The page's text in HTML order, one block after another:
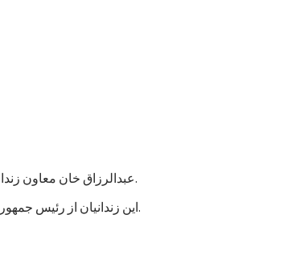
عبدالرزاق خان معاون زندان هلمند به بی‌بی‌سی گفت که نزدیک به هزار زندانی در این زندان اعتصاب غذایی کردند.
این زندانیان از رئیس جمهوری جدید خواسته اند که به پرونده های آنها رسیدگی شود و در مجازات شان تخفیف بیاید.